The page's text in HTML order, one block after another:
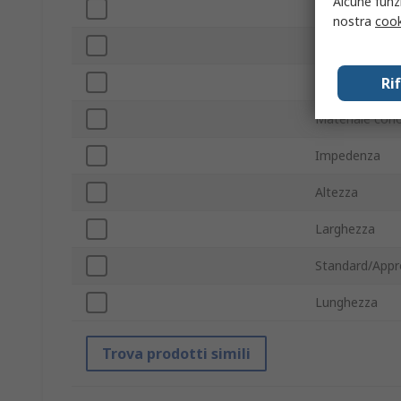
Livello sonoro
Materiale
Impedenza
Altezza
Larghezza
Standard/
Lunghezza
Trova prodotti simili
nostra